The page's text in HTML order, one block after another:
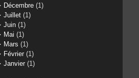
Décembre (1)
Juillet (1)
Juin (1)
Mai (1)
Mars (1)
Février (1)
Janvier (1)